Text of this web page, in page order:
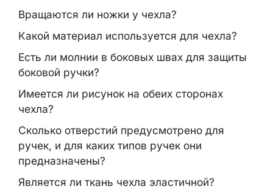
Вращаются ли ножки у чехла?
Какой материал используется для чехла?
Есть ли молнии в боковых швах для защиты
боковой ручки?
Имеется ли рисунок на обеих сторонах
чехла?
Сколько отверстий предусмотрено для
ручек, и для каких типов ручек они
предназначены?
Является ли ткань чехла эластичной?